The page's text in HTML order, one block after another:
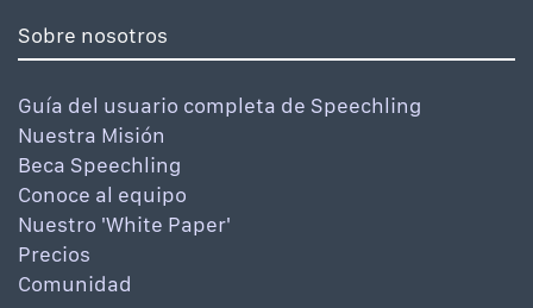
Sobre nosotros
Guía del usuario completa de Speechling
Nuestra Misión
Beca Speechling
Conoce al equipo
Nuestro 'White Paper'
Precios
Comunidad